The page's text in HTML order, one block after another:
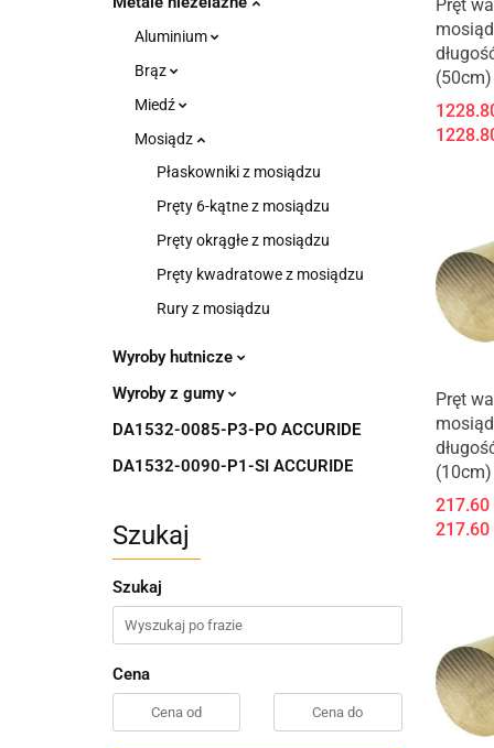
Aluminium
Brąz
Miedź
Mosiądz
Płaskowniki z mosiądzu
Pręty 6-kątne z mosiądzu
Pręty okrągłe z mosiądzu
Pręty kwadratowe z mosiądzu
Rury z mosiądzu
Wyroby hutnicze
Wyroby z gumy
DA1532-0085-P3-PO ACCURIDE
DA1532-0090-P1-SI ACCURIDE
Szukaj
Szukaj
Cena
Pręt
(50cm)
Pręt
(10cm)
217.60
217.60